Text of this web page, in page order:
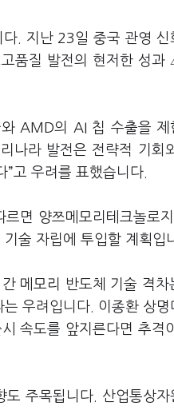
. 지난 23일 중국 관영 신
품질 발전의 현저한 성과
AMD의 AI 칩 수출을 제
나라 발전은 전략적 기회
고 우려를 표했습니다.
르면 양쯔메모리테크놀로
기술 자립에 투입할 계획입
메모리 반도체 기술 격차
우려입니다. 이종환 상명
속도를 앞지른다면 추격
주목됩니다. 산업통상자